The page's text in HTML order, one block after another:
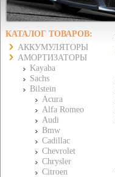
КАТАЛОГ ТОВАРОВ:
АККУМУЛЯТОРЫ
АМОРТИЗАТОРЫ
Kayaba
Sachs
Bilstein
Acura
Alfa Romeo
Audi
Bmw
Cadillac
Chevrolet
Chrysler
Citroen